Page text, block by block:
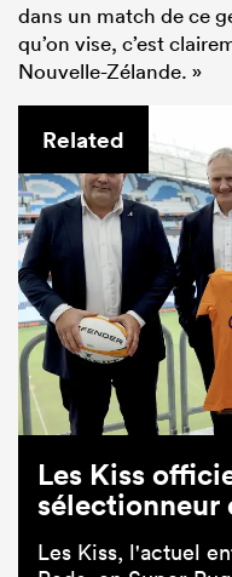
dans un match de ce
qu’on vise, c’est
Nouvelle-Zélande. »
Related
Les Kiss
sélectionneur
Les Kiss, l'actuel